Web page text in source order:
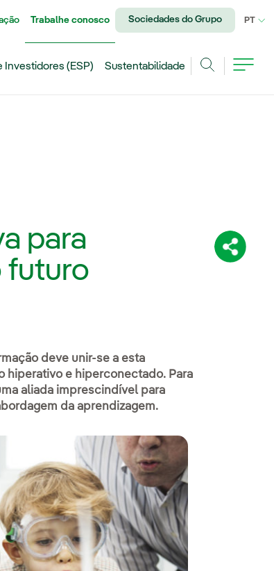
Trabalhe conosco Sociedades do Grupo PT
Investidores (ESP)
Sustentabilidade
para
futuro
deve unir-se a esta
hiperativo e hiperconectado. Para
aliada imprescindível para
da aprendizagem.